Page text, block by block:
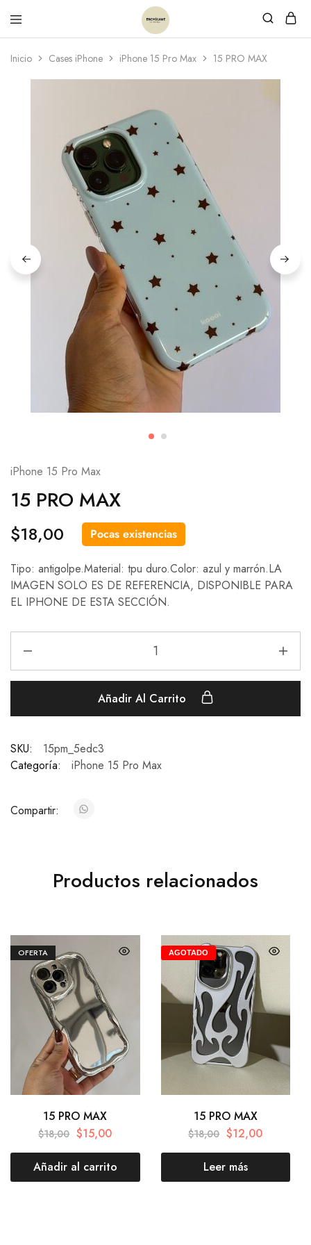
Inicio Cases iPhone iPhone 15 Pro Max 15 PRO MAX
iPhone 15 Pro Max
15 PRO MAX
$18,00 Pocas existencias
Tipo: antigolpe.Material: tpu duro.Color: azul y marrón.LA
IMAGEN SOLO ES DE REFERENCIA, DISPONIBLE PARA
EL IPHONE DE ESTA SECCIÓN.
Añadir Al Carrito
SKU:
15pm_5edc3
Categoría:
iPhone 15 Pro Max
Compartir:
Productos relacionados
OFERTA
15 PRO MAX
$18,00 $15,00
Añadir al carrito
AGOTADO
15 PRO MAX
$18,00 $12,00
Leer más